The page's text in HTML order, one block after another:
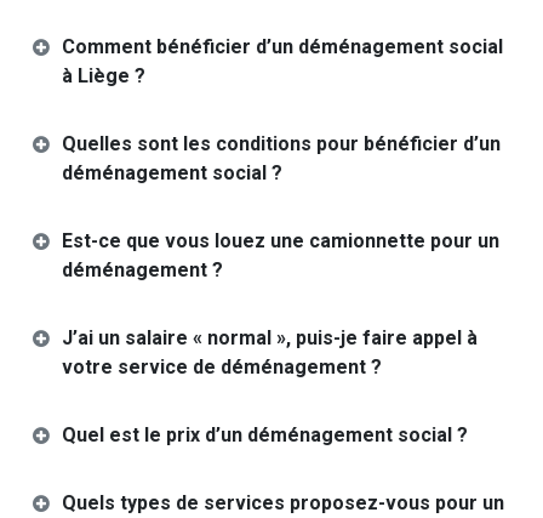
Comment bénéficier d’un déménagement social
à Liège ?
Quelles sont les conditions pour bénéficier d’un
déménagement social ?
Est-ce que vous louez une camionnette pour un
déménagement ?
J’ai un salaire « normal », puis-je faire appel à
votre service de déménagement ?
Quel est le prix d’un déménagement social ?
Quels types de services proposez-vous pour un